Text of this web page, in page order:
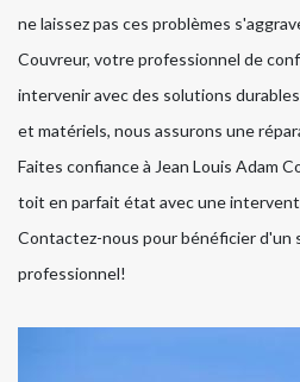
ne laissez pas ces problèmes
Couvreur, votre professionnel de
intervenir avec des solutions
et matériels, nous assurons une
Faites confiance à Jean Louis Adam
toit en parfait état avec une
Contactez-nous pour bénéficier d'un
professionnel!